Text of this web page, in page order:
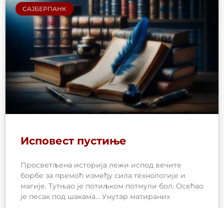
САЈБЕРПАНК
Исповест пустиње
Просветљена историја лежи испод вечите
борбе за премоћ између сила технологије и
магије. Тутњао је потиљком потмули бол. Осећао
је песак под шакама… Унутар матираних